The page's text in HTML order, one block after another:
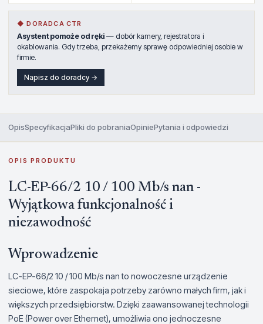
◆ DORADCA CTR
Asystent pomoże od ręki — dobór kamery, rejestratora i
okablowania. Gdy trzeba, przekażemy sprawę odpowiedniej osobie w
firmie.
Napisz do doradcy →
OpisSpecyfikacjaPliki do pobraniaOpiniePytania i odpowiedzi
OPIS PRODUKTU
LC-EP-66/2 10 / 100 Mb/s nan -
Wyjątkowa funkcjonalność i
niezawodność
Wprowadzenie
LC-EP-66/2 10 / 100 Mb/s nan to nowoczesne urządzenie
sieciowe, które zaspokaja potrzeby zarówno małych firm, jak i
większych przedsiębiorstw. Dzięki zaawansowanej technologii
PoE (Power over Ethernet), umożliwia ono jednoczesne